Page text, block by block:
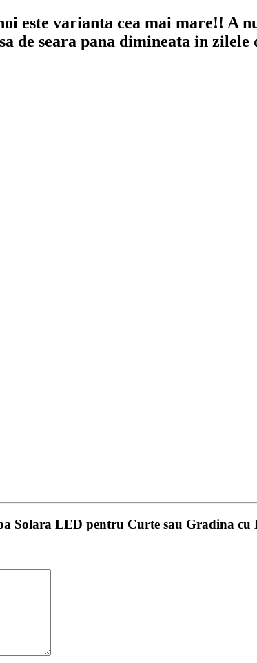
este varianta cea mai mare!! A
de seara pana dimineata in zilele
Solara LED pentru Curte sau Gradina cu